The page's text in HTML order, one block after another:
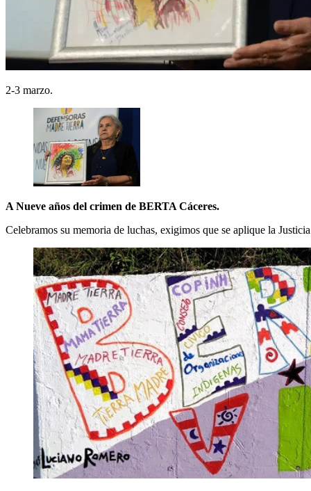
2-3 marzo.
A Nueve años del crimen de BERTA Cáceres.
Celebramos su memoria de luchas, exigimos que se aplique la